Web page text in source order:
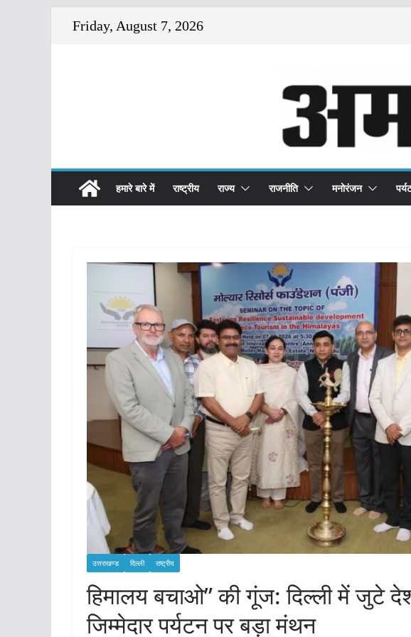
Friday, August 7, 2026
हमारे बारे में राष्ट्रीय राज्य राजनीति मनोरंजन
उत्तराखण्ड दिल्ली राष्ट्रीय
हिमालय बचाओ” की गूंज: दिल्ली में जुटे
जिम्मेदार पर्यटन पर बड़ा मंथन